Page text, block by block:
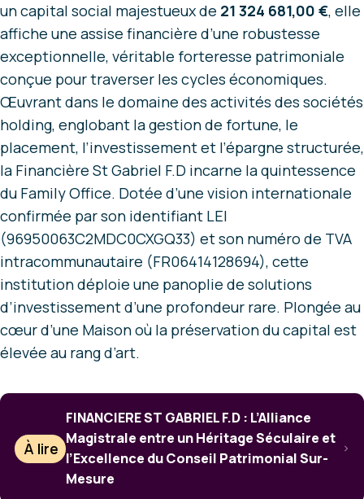
un capital social majestueux de 21 324 681,00 €, elle
affiche une assise financière d’une robustesse
exceptionnelle, véritable forteresse patrimoniale
conçue pour traverser les cycles économiques.
Œuvrant dans le domaine des activités des sociétés
holding, englobant la gestion de fortune, le
placement, l’investissement et l’épargne structurée,
la Financière St Gabriel F.D incarne la quintessence
du Family Office. Dotée d’une vision internationale
confirmée par son identifiant LEI
(96950063C2MDC0CXGQ33) et son numéro de TVA
intracommunautaire (FR06414128694), cette
institution déploie une panoplie de solutions
d’investissement d’une profondeur rare. Plongée au
cœur d’une Maison où la préservation du capital est
élevée au rang d’art.
À lire
FINANCIERE ST GABRIEL F.D : L’Alliance
Magistrale entre un Héritage Séculaire et
l’Excellence du Conseil Patrimonial Sur-
Mesure